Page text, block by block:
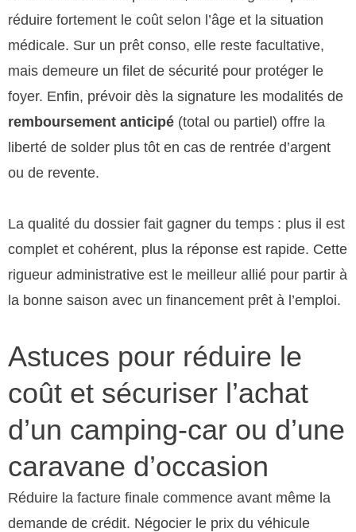
réduire fortement le coût selon l’âge et la situation
médicale. Sur un prêt conso, elle reste facultative,
mais demeure un filet de sécurité pour protéger le
foyer. Enfin, prévoir dès la signature les modalités de
remboursement anticipé (total ou partiel) offre la
liberté de solder plus tôt en cas de rentrée d’argent
ou de revente.
La qualité du dossier fait gagner du temps : plus il est
complet et cohérent, plus la réponse est rapide. Cette
rigueur administrative est le meilleur allié pour partir à
la bonne saison avec un financement prêt à l’emploi.
Astuces pour réduire le
coût et sécuriser l’achat
d’un camping-car ou d’une
caravane d’occasion
Réduire la facture finale commence avant même la
demande de crédit. Négocier le prix du véhicule